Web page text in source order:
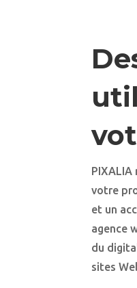
votre
et un
agence
du
sites